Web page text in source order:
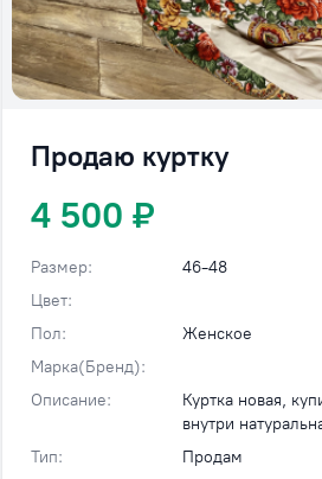
Продаю куртку
4 500 ₽
Размер:
46-48
Цвет:
Пол:
Женское
Марка(Бренд):
Описание:
Куртка новая,
внутри
Тип:
Продам